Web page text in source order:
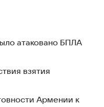
атаковано БПЛА
взятия
Армении к